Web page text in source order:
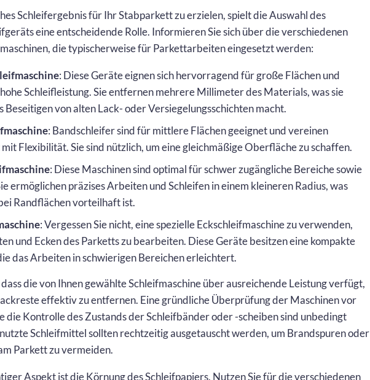
Schleifergebnis für Ihr Stabparkett zu erzielen, spielt die Auswahl des
eine entscheidende Rolle. Informieren Sie sich über die verschiedenen
die typischerweise für Parkettarbeiten eingesetzt werden:
: Diese Geräte eignen sich hervorragend für große Flächen und
Schleifleistung. Sie entfernen mehrere Millimeter des Materials, was sie
Beseitigen von alten Lack- oder Versiegelungsschichten macht.
: Bandschleifer sind für mittlere Flächen geeignet und vereinen
Flexibilität. Sie sind nützlich, um eine gleichmäßige Oberfläche zu schaffen.
: Diese Maschinen sind optimal für schwer zugängliche Bereiche sowie
ermöglichen präzises Arbeiten und Schleifen in einem kleineren Radius, was
Randflächen vorteilhaft ist.
: Vergessen Sie nicht, eine spezielle Eckschleifmaschine zu verwenden,
und Ecken des Parketts zu bearbeiten. Diese Geräte besitzen eine kompakte
das Arbeiten in schwierigen Bereichen erleichtert.
dass die von Ihnen gewählte Schleifmaschine über ausreichende Leistung verfügt,
effektiv zu entfernen. Eine gründliche Überprüfung der Maschinen vor
die Kontrolle des Zustands der Schleifbänder oder -scheiben sind unbedingt
Schleifmittel sollten rechtzeitig ausgetauscht werden, um Brandspuren oder
Parkett zu vermeiden.
Aspekt ist die Körnung des Schleifpapiers. Nutzen Sie für die verschiedenen